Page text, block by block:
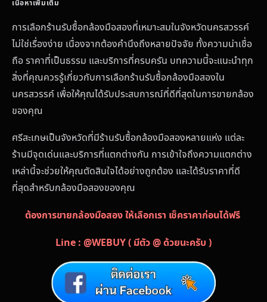
การเลือกร้านรับซื้อกล้องมือสองที่เหมาะสมในจังหวัดนครสวรรค์
ไม่ใช่เรื่องง่าย เนื่องจากต้องคำนึงถึงหลายปัจจัย ทั้งความน่าเชื่อ
ถือ ราคาที่เป็นธรรม และบริการที่ครบครัน บทความนี้จะแนะนำทุก
สิ่งที่คุณควรรู้เกี่ยวกับการเลือกร้านรับซื้อกล้องมือสองใน
นครสวรรค์ เพื่อให้คุณได้รับประสบการณ์ที่ดีที่สุดในการขายกล้อง
ของคุณ
ศรีสะเกษเป็นจังหวัดที่มีร้านรับซื้อกล้องมือสองหลายแห่ง แต่ละ
ร้านมีจุดเด่นและบริการที่แตกต่างกัน การเข้าใจถึงความแตกต่าง
เหล่านี้จะช่วยให้คุณตัดสินใจได้อย่างถูกต้อง และได้รับราคาที่ดี
ที่สุดสำหรับกล้องมือสองของคุณ
ต้องการขายกล้องมือสอง ให้เลือกเรา เช็คราคาก่อนได้ฟรี
Line : @WEBUY ( มีตัว @ ด้วยนะครับ )